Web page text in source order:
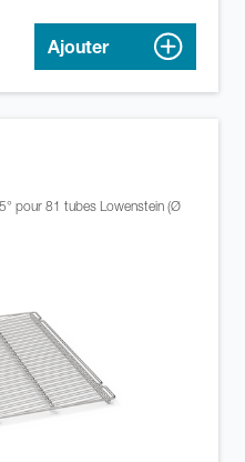
Ajouter
pour 81 tubes Lowenstein (Ø